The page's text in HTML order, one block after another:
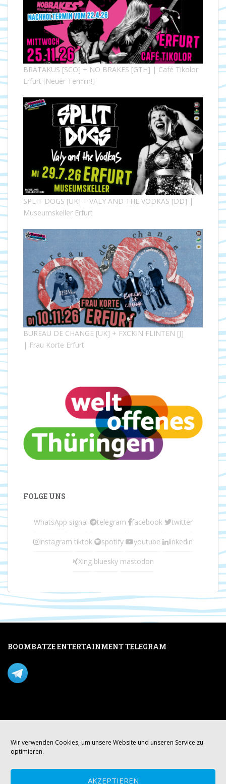
Wir verwenden Cookies, um unsere Website und unseren Service zu
optimieren.
AKZEPTIEREN
BRATAKUS [SCO] + NO BRAKES [GTH] | Café Tikolor
Erfurt [Neuer Termin!]
SPLIT DOGS [UK] + VALY AND THE VODKAS [DD] |
Museumskeller Erfurt
BUREAU DE CHANGE [UK] + FXCKIN FLINTEN [J]
| Frau Korte Erfurt
FOLGE UNS
WhatsApp signal telegram facebook twitter
instagram tiktok spotify youtube linkedin
Xing bluesky mastodon
BOOMBATZE ENTERTAINMENT TELEGRAM